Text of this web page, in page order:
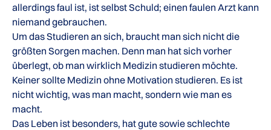
allerdings faul ist, ist selbst Schuld; einen faulen Arzt kann
niemand gebrauchen.
Um das Studieren an sich, braucht man sich nicht die
größten Sorgen machen. Denn man hat sich vorher
überlegt, ob man wirklich Medizin studieren möchte.
Keiner sollte Medizin ohne Motivation studieren. Es ist
nicht wichtig, was man macht, sondern wie man es
macht.
Das Leben ist besonders, hat gute sowie schlechte